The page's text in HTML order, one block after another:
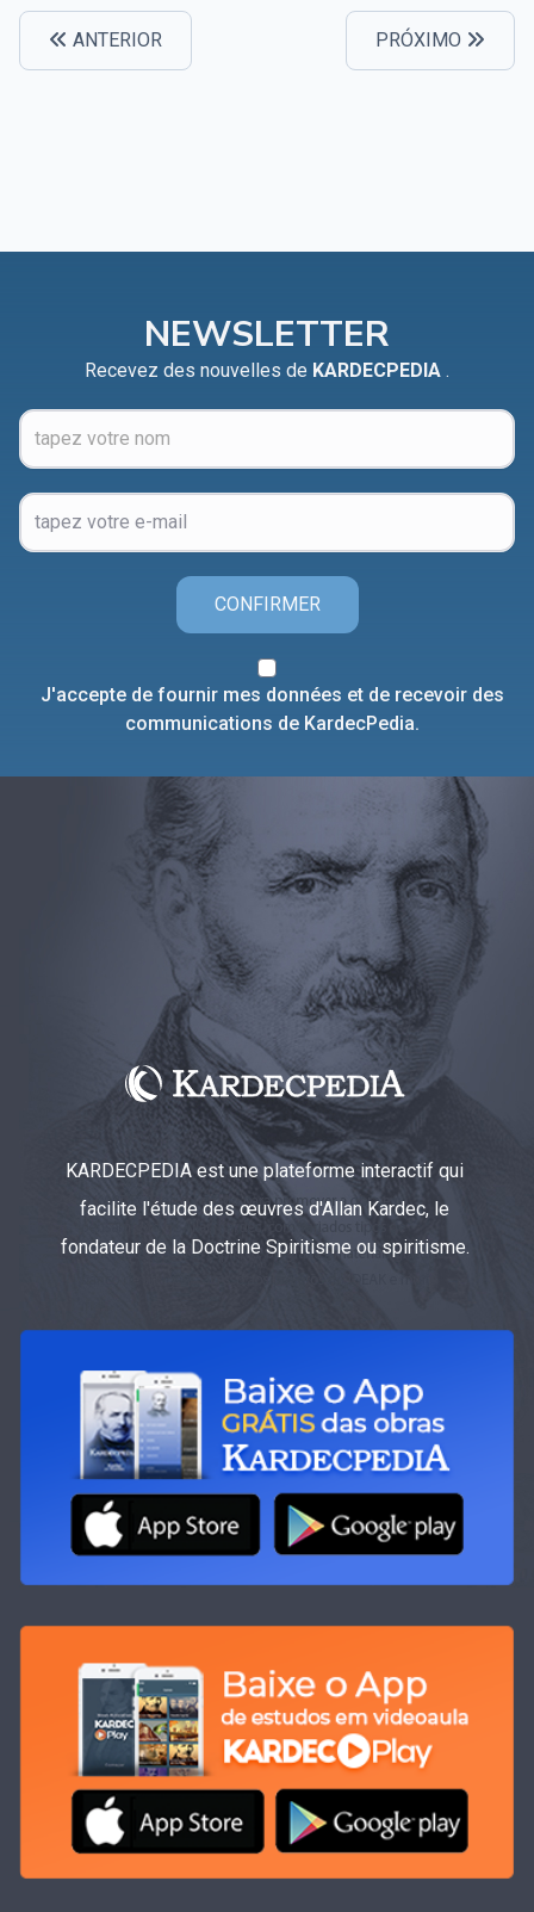
ANTERIOR PRÓXIMO
NEWSLETTER
Recevez des nouvelles de KARDECPEDIA .
CONFIRMER
J'accepte de fournir mes données et de recevoir des
communications de KardecPedia.
KARDECPEDIA est une plateforme interactif qui
facilite l'étude des œuvres d'Allan Kardec, le
fondateur de la Doctrine Spiritisme ou spiritisme.